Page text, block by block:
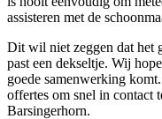
assisteren met de
Dit wil niet zeggen dat het
past een dekseltje. Wij
goede samenwerking
offertes om snel in contact
Barsingerhorn.